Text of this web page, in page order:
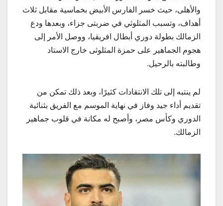
والأهلى، حيث خسر الفارس الأبيض بخماسية مقابل ثلاث
أهداف، وتسبب المثلوثي في ضربتى جزاء، وبعدها ودع
الزمالك بطولة دوري أبطال افريقيا، ووصل الأمر إلى
هجوم الجماهير على حمزة المثلوثى خارج الاستاد
وطالبته بالرحيل.
لم ينتبه إلى تلك الانتقادات كثيرًا، وبعد ذلك تمكن من
تقديم أداء جيد وفاز في نهاية الموسم مع الفريق بثنائية
الدوري وكأس مصر، وأصبح له مكانة في قلوب جماهير
الزمالك.